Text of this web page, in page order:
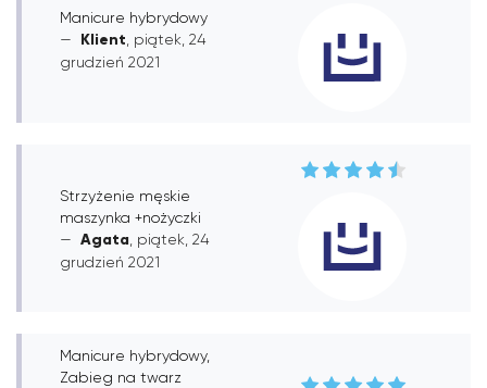
Manicure hybrydowy
Klient , piątek, 24
grudzień 2021
Strzyżenie męskie
maszynka +nożyczki
Agata , piątek, 24
grudzień 2021
Manicure hybrydowy,
Zabieg na twarz